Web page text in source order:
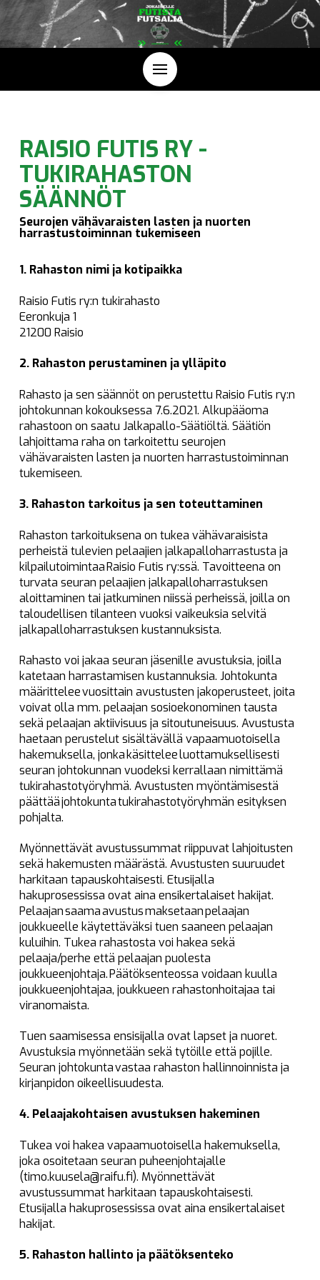
RAISIO FUTIS RY -
TUKIRAHASTON
SÄÄNNÖT
Seurojen vähävaraisten lasten ja nuorten
harrastustoiminnan tukemiseen
1. Rahaston nimi ja kotipaikka
Raisio Futis ry:n tukirahasto
Eeronkuja 1
21200 Raisio
2. Rahaston perustaminen ja ylläpito
Rahasto ja sen säännöt on perustettu Raisio Futis ry:n
johtokunnan kokouksessa 7.6.2021. Alkupääoma
rahastoon on saatu Jalkapallo-Säätiöltä. Säätiön
lahjoittama raha on tarkoitettu seurojen
vähävaraisten lasten ja nuorten harrastustoiminnan
tukemiseen.
3. Rahaston tarkoitus ja sen toteuttaminen
Rahaston tarkoituksena on tukea vähävaraisista
perheistä tulevien pelaajien jalkapalloharrastusta ja
kilpailutoimintaa Raisio Futis ry:ssä. Tavoitteena on
turvata seuran pelaajien jalkapalloharrastuksen
aloittaminen tai jatkuminen niissä perheissä, joilla on
taloudellisen tilanteen vuoksi vaikeuksia selvitä
jalkapalloharrastuksen kustannuksista.
Rahasto voi jakaa seuran jäsenille avustuksia, joilla
katetaan harrastamisen kustannuksia. Johtokunta
määrittelee vuosittain avustusten jakoperusteet, joita
voivat olla mm. pelaajan sosioekonominen tausta
sekä pelaajan aktiivisuus ja sitoutuneisuus. Avustusta
haetaan perustelut sisältävällä vapaamuotoisella
hakemuksella, jonka käsittelee luottamuksellisesti
seuran johtokunnan vuodeksi kerrallaan nimittämä
tukirahastotyöryhmä. Avustusten myöntämisestä
päättää johtokunta tukirahastotyöryhmän esityksen
pohjalta.
Myönnettävät avustussummat riippuvat lahjoitusten
sekä hakemusten määrästä. Avustusten suuruudet
harkitaan tapauskohtaisesti. Etusijalla
hakuprosessissa ovat aina ensikertalaiset hakijat.
Pelaajan saama avustus maksetaan pelaajan
joukkueelle käytettäväksi tuen saaneen pelaajan
kuluihin. Tukea rahastosta voi hakea sekä
pelaaja/perhe että pelaajan puolesta
joukkueenjohtaja. Päätöksenteossa voidaan kuulla
joukkueenjohtajaa, joukkueen rahastonhoitajaa tai
viranomaista.
Tuen saamisessa ensisijalla ovat lapset ja nuoret.
Avustuksia myönnetään sekä tytöille että pojille.
Seuran johtokunta vastaa rahaston hallinnoinnista ja
kirjanpidon oikeellisuudesta.
4. Pelaajakohtaisen avustuksen hakeminen
Tukea voi hakea vapaamuotoisella hakemuksella,
joka osoitetaan seuran puheenjohtajalle
(timo.kuusela@raifu.fi). Myönnettävät
avustussummat harkitaan tapauskohtaisesti.
Etusijalla hakuprosessissa ovat aina ensikertalaiset
hakijat.
5. Rahaston hallinto ja päätöksenteko